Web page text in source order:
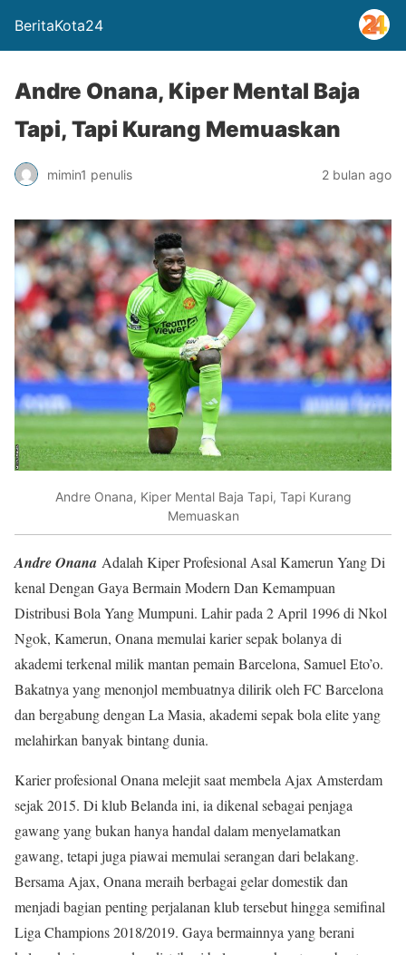
BeritaKota24
Andre Onana, Kiper Mental Baja
Tapi, Tapi Kurang Memuaskan
mimin1 penulis 2 bulan ago
Andre Onana, Kiper Mental Baja Tapi, Tapi Kurang
Memuaskan
Andre Onana Adalah Kiper Profesional Asal Kamerun Yang Di
kenal Dengan Gaya Bermain Modern Dan Kemampuan
Distribusi Bola Yang Mumpuni. Lahir pada 2 April 1996 di Nkol
Ngok, Kamerun, Onana memulai karier sepak bolanya di
akademi terkenal milik mantan pemain Barcelona, Samuel Eto’o.
Bakatnya yang menonjol membuatnya dilirik oleh FC Barcelona
dan bergabung dengan La Masia, akademi sepak bola elite yang
melahirkan banyak bintang dunia.
Karier profesional Onana melejit saat membela Ajax Amsterdam
sejak 2015. Di klub Belanda ini, ia dikenal sebagai penjaga
gawang yang bukan hanya handal dalam menyelamatkan
gawang, tetapi juga piawai memulai serangan dari belakang.
Bersama Ajax, Onana meraih berbagai gelar domestik dan
menjadi bagian penting perjalanan klub tersebut hingga semifinal
Liga Champions 2018/2019. Gaya bermainnya yang berani